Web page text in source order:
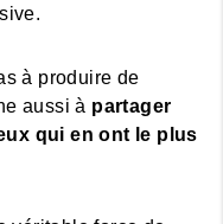
à produire de
aussi à partager
qui en ont le plus